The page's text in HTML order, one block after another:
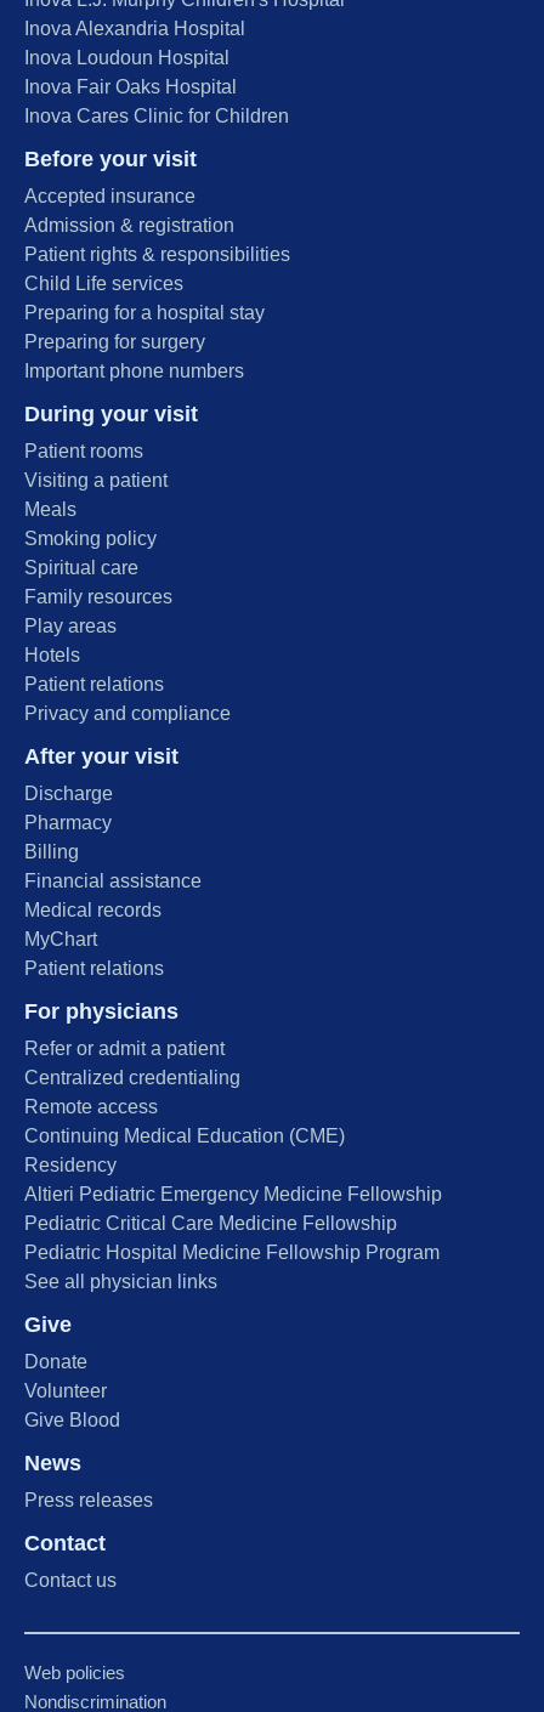
Inova Alexandria Hospital
Inova Loudoun Hospital
Inova Fair Oaks Hospital
Inova Cares Clinic for Children
Before your visit
Accepted insurance
Admission & registration
Patient rights & responsibilities
Child Life services
Preparing for a hospital stay
Preparing for surgery
Important phone numbers
During your visit
Patient rooms
Visiting a patient
Meals
Smoking policy
Spiritual care
Family resources
Play areas
Hotels
Patient relations
Privacy and compliance
After your visit
Discharge
Pharmacy
Billing
Financial assistance
Medical records
MyChart
Patient relations
For physicians
Refer or admit a patient
Centralized credentialing
Remote access
Continuing Medical Education (CME)
Residency
Altieri Pediatric Emergency Medicine Fellowship
Pediatric Critical Care Medicine Fellowship
Pediatric Hospital Medicine Fellowship Program
See all physician links
Give
Donate
Volunteer
Give Blood
News
Press releases
Contact
Contact us
Web policies
Nondiscrimination